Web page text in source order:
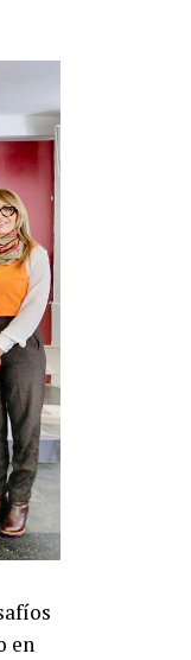
en